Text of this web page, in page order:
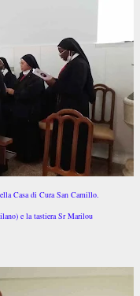
Casa di Cura San Camillo.
e la tastiera Sr Marilou